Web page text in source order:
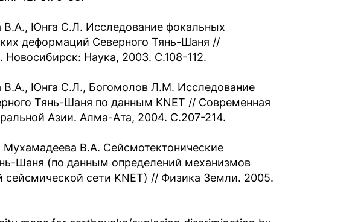
Юнга С.Л. Исследование фокальных
деформаций Северного Тянь-Шаня //
Наука, 2003. С.108-112.
Юнга С.Л., Богомолов Л.М. Исследование
Тянь-Шаня по данным KNET // Современная
Азии. Алма-Ата, 2004. С.207-214.
В.А. Сейсмотектонические
Шаня (по данным определений механизмов
сейсмической сети KNET) // Физика Земли. 2005.